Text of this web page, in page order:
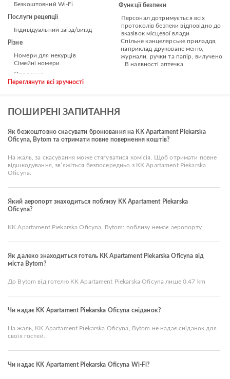
Безкоштовний Wi-Fi
Послуги рецепції
Індивідуальний заїзд/виїзд
Різне
Номери для некурців
Сімейні номери
Функції безпеки
Персонал дотримується всіх
протоколів безпеки відповідно до
вказівок місцевої влади
Спільне канцелярське приладдя,
наприклад друковане меню,
журнали, ручки та папір, вилучено
В наявності аптечка
Переглянути всі зручності
ПОШИРЕНІ ЗАПИТАННЯ
Як безкоштовно скасувати бронювання на KK Apartament Piekarska
Oficyna, Bytom та отримати повне повернення коштів?
На жаль, за скасування може стягуватися комісія. Щоб отримати повне
відшкодування, зв’яжіться безпосередньо з KK Apartament Piekarska
Oficyna.
Який аеропорт знаходиться поблизу KK Apartament Piekarska
Oficyna?
KK Apartament Piekarska Oficyna, Bytom: поблизу немає аеропорту
Як далеко знаходиться готель KK Apartament Piekarska Oficyna від
міста Bytom?
До Bytom від готелю KK Apartament Piekarska Oficyna лише 0.47 km
Чи надає KK Apartament Piekarska Oficyna сніданок?
На жаль, KK Apartament Piekarska Oficyna, Bytom не надає сніданок для
своїх гостей.
Чи надає KK Apartament Piekarska Oficyna Wi-Fi?